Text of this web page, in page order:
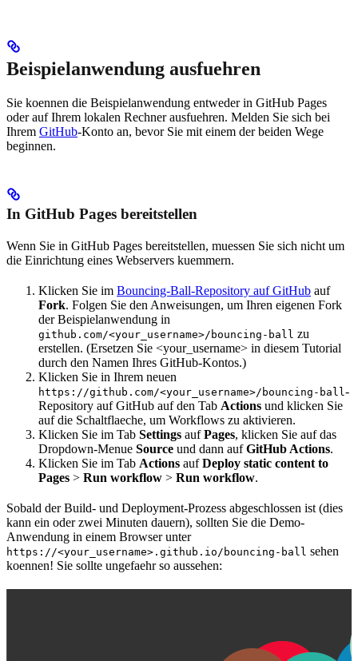
Beispielanwendung ausfuehren
Sie koennen die Beispielanwendung entweder in GitHub Pages
oder auf Ihrem lokalen Rechner ausfuehren. Melden Sie sich bei
Ihrem GitHub-Konto an, bevor Sie mit einem der beiden Wege
beginnen.
In GitHub Pages bereitstellen
Wenn Sie in GitHub Pages bereitstellen, muessen Sie sich nicht um
die Einrichtung eines Webservers kuemmern.
Klicken Sie im Bouncing-Ball-Repository auf GitHub auf
Fork. Folgen Sie den Anweisungen, um Ihren eigenen Fork
der Beispielanwendung in
github.com/<your_username>/bouncing-ball zu
erstellen. (Ersetzen Sie <your_username> in diesem Tutorial
durch den Namen Ihres GitHub-Kontos.)
Klicken Sie in Ihrem neuen
https://github.com/<your_username>/bouncing-ball-
Repository auf GitHub auf den Tab Actions und klicken Sie
auf die Schaltflaeche, um Workflows zu aktivieren.
Klicken Sie im Tab Settings aufPages, klicken Sie auf das
Dropdown-Menue Source und dann aufGitHub Actions.
Klicken Sie im Tab Actions aufDeploy static content to
Pages > Run workflow > Run workflow.
Sobald der Build- und Deployment-Prozess abgeschlossen ist (dies
kann ein oder zwei Minuten dauern), sollten Sie die Demo-
Anwendung in einem Browser unter
https://<your_username>.github.io/bouncing-ball sehen
koennen! Sie sollte ungefaehr so aussehen: